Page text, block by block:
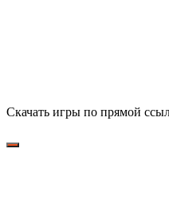
Скачать игры по прямой